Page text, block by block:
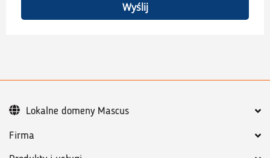
Wyślij
Firma
Lokalne domeny Mascus